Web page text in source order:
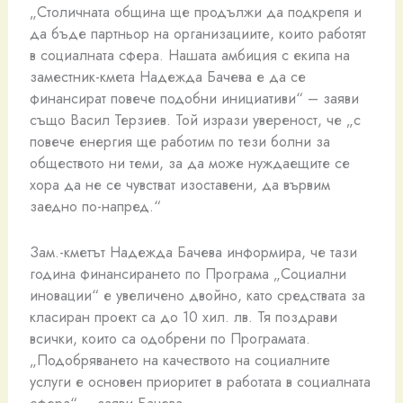
„Столичната община ще продължи да подкрепя и
да бъде партньор на организациите, които работят
в социалната сфера. Нашата амбиция с екипа на
заместник-кмета Надежда Бачева е да се
финансират повече подобни инициативи“ – заяви
също Васил Терзиев. Той изрази увереност, че „с
повече енергия ще работим по тези болни за
обществото ни теми, за да може нуждаещите се
хора да не се чувстват изоставени, да вървим
заедно по-напред.“
Зам.-кметът Надежда Бачева информира, че тази
година финансирането по Програма „Социални
иновации“ е увеличено двойно, като средствата за
класиран проект са до 10 хил. лв. Тя поздрави
всички, които са одобрени по Програмата.
„Подобряването на качеството на социалните
услуги е основен приоритет в работата в социалната